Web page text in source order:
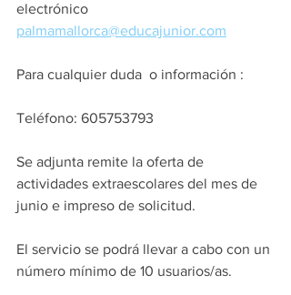
electrónico
palmamallorca@educajunior.com
Para cualquier duda  o información :
Teléfono: 605753793
Se adjunta remite la oferta de
actividades extraescolares del mes de
junio e impreso de solicitud.
El servicio se podrá llevar a cabo con un
número mínimo de 10 usuarios/as.